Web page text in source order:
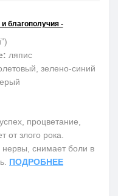
благополучия -
ляпис
зелено-синий
процветание,
от злого рока.
снимает боли в
ПОДРОБНЕЕ